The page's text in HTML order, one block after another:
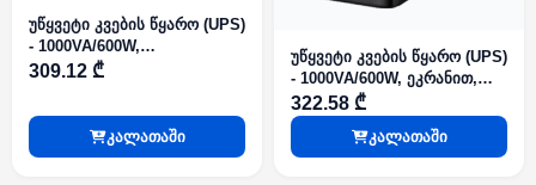
უწყვეტი კვების წყარო (UPS)
- 1000VA/600W,
ინდიკატორით, KSTAR
309.12 ₾
კალათაში
უწყვეტი კვების წყარო (UPS)
- 1000VA/600W, ეკრანით,
KSTAR
322.58 ₾
კალათაში